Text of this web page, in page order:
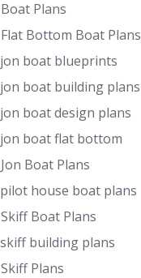
Plans
Bottom Boat Plans
boat blueprints
boat building plans
boat design plans
boat flat bottom
Boat Plans
house boat plans
Boat Plans
building plans
Plans